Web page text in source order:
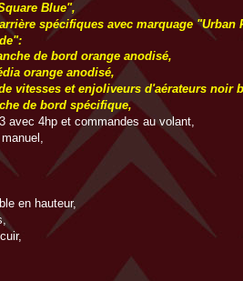
Blue",
spécifiques avec marquage "Urban
de bord orange anodisé,
orange anodisé,
vitesses et enjoliveurs d'aérateurs noir
de bord spécifique,
avec 4hp et commandes au volant,
en hauteur,